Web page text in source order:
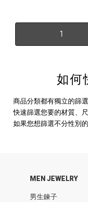
1
如何
商品分類都有獨立的篩
快速篩選您要的材質、
如果您想篩選不分性別
MEN JEWELRY
男生鍊子